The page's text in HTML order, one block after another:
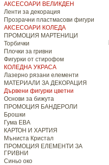
АКСЕСОАРИ ВЕЛИКДЕН
Ленти за декорация
Прозрачни пластмасови фигури
АКСЕСОАРИ КОЛЕДА
ПРОМОЦИЯ МАРТЕНИЦИ
Торбички
Плочки за гривни
Фигурки от стирофом
КОЛЕДНА УКРАСА
Лазерно рязани елементи
МАТЕРИАЛИ ЗА ДЕКОРАЦИЯ
Дървени фигурки цветни
Основи за бижута
ПРОМОЦИЯ БАНДЕРОЛИ
Брошки
Гума ЕВА
КАРТОН И ХАРТИЯ
Мъниста Кристал
ПРОМОЦИЯ ЕЛЕМЕНТИ ЗА
ГРИВНИ
Синьо око